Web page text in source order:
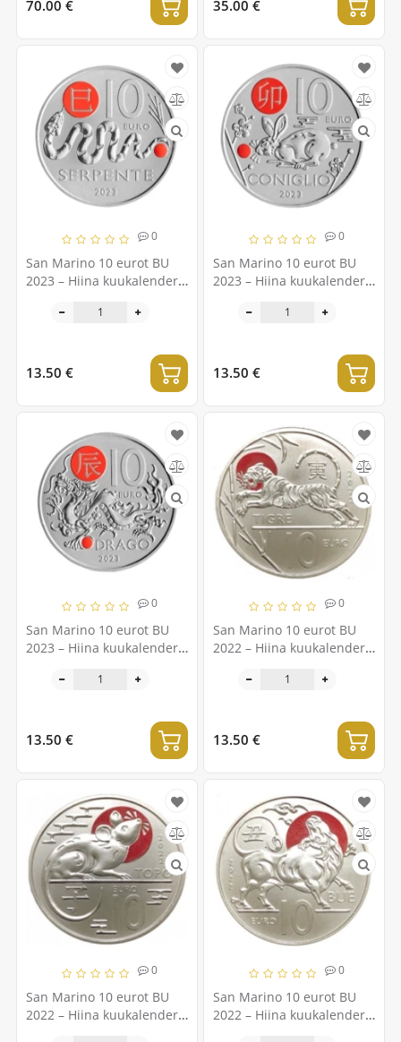
70.00 € 35.00 €
0
San Marino 10 eurot BU
2023 – Hiina kuukalender –
13.50 €
0
San Marino 10 eurot BU
2023 – Hiina kuukalender –
13.50 €
0
San Marino 10 eurot BU
2023 – Hiina kuukalender –
13.50 €
0
San Marino 10 eurot BU
2022 – Hiina kuukalender –
13.50 €
0
San Marino 10 eurot BU
2022 – Hiina kuukalender –
0
San Marino 10 eurot BU
2022 – Hiina kuukalender –